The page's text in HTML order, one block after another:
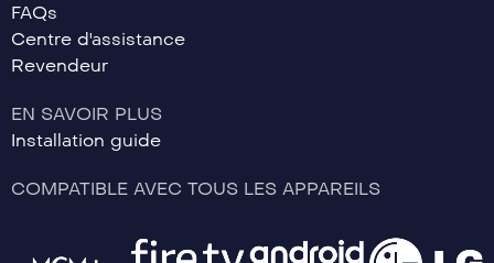
FAQs
Centre d'assistance
Revendeur
EN SAVOIR PLUS
Installation guide
COMPATIBLE AVEC TOUS LES APPAREILS